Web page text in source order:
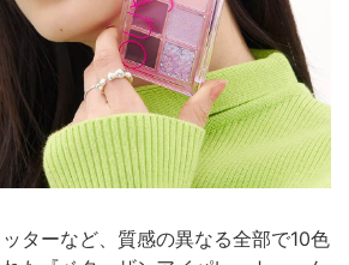
ターなど、質感の異なる全部で10色